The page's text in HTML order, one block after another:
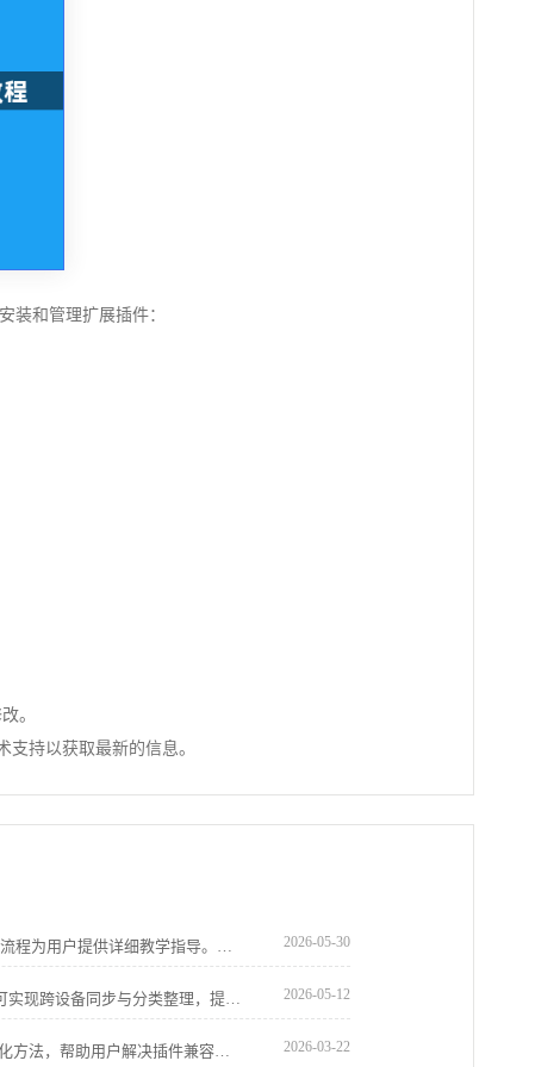
装和管理扩展插件：
。
持以获取最新的信息。
google Chrome浏览器下载安装与设置流程为用户提供详细教学指导。操作直观易学，帮助快速完成设置，同时保证浏览器稳定性和功能完整，提升整体使用效率。 2026-05-30
谷歌浏览器书签同步管理优化方案，可实现跨设备同步与分类整理，提升收藏查找效率和管理便捷性。 2026-05-12
分享Chrome浏览器插件冲突检测与优化方法，帮助用户解决插件兼容问题，保证浏览器扩展稳定运行。 2026-03-22